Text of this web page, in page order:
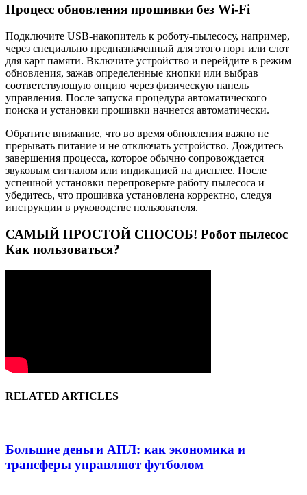
Процесс обновления прошивки без Wi-Fi
Подключите USB-накопитель к роботу-пылесосу, например,
через специально предназначенный для этого порт или слот
для карт памяти. Включите устройство и перейдите в режим
обновления, зажав определенные кнопки или выбрав
соответствующую опцию через физическую панель
управления. После запуска процедура автоматического
поиска и установки прошивки начнется автоматически.
Обратите внимание, что во время обновления важно не
прерывать питание и не отключать устройство. Дождитесь
завершения процесса, которое обычно сопровождается
звуковым сигналом или индикацией на дисплее. После
успешной установки перепроверьте работу пылесоса и
убедитесь, что прошивка установлена корректно, следуя
инструкции в руководстве пользователя.
САМЫЙ ПРОСТОЙ СПОСОБ! Робот пылесос
Как пользоваться?
RELATED ARTICLES
Большие деньги АПЛ: как экономика и
трансферы управляют футболом